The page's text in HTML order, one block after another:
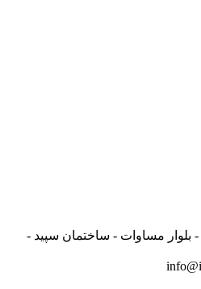
بلوار مساوات - ساختمان سپید -